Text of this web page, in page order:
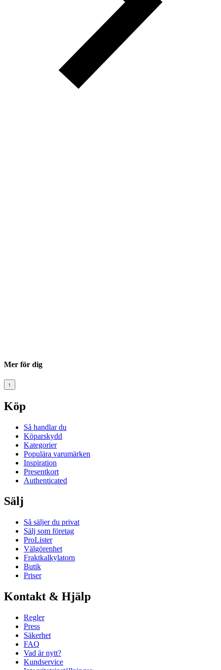
Mer för dig
↑
Köp
Så handlar du
Köparskydd
Kategorier
Populära varumärken
Inspiration
Presentkort
Authenticated
Sälj
Så säljer du privat
Sälj som företag
ProLister
Välgörenhet
Fraktkalkylatorn
Butik
Priser
Kontakt & Hjälp
Regler
Press
Säkerhet
FAQ
Vad är nytt?
Kundservice